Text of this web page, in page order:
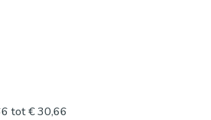
worden geschroefd! Deze moderne
De afgeronde zijkanten in
oppervlak geven je
tot€ 30,66